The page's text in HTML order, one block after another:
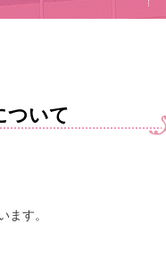
ついて
ます。